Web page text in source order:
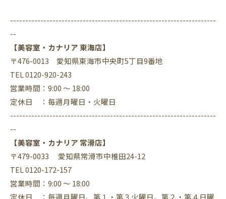
--------------------------------------------------------------------
--
【美容室・カナリア 東海店】
〒476-0013 愛知県東海市中央町5丁目9番地
TEL 0120-920-243
営業時間：9:00 ～ 18:00
定休日 ：毎週月曜日・火曜日
--------------------------------------------------------------------
--
【美容室・カナリア 常滑店】
〒479-0033 愛知県常滑市中椎田24-12
TEL 0120-172-157
営業時間：9:00 ～ 18:00
定休日 ：毎週月曜日、第１・第３火曜日、第２・第４日曜